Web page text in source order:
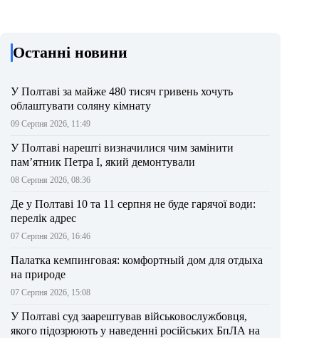
Останні новини
У Полтаві за майже 480 тисяч гривень хочуть
облаштувати соляну кімнату
09 Серпня 2026, 11:49
У Полтаві нарешті визначилися чим замінити
пам’ятник Петра І, який демонтували
08 Серпня 2026, 08:36
Де у Полтаві 10 та 11 серпня не буде гарячої води:
перелік адрес
07 Серпня 2026, 16:46
Палатка кемпинговая: комфортный дом для отдыха
на природе
07 Серпня 2026, 15:08
У Полтаві суд заарештував військовослужбовця,
якого підозрюють у наведенні російських БпЛА на